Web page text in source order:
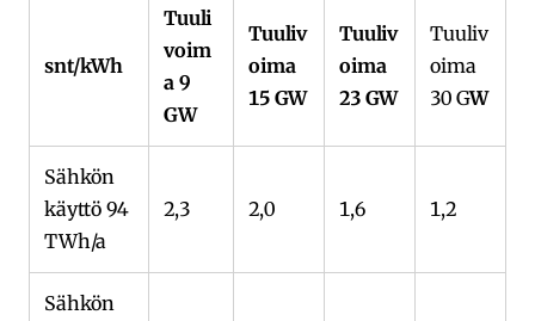
snt/kWh
Tuuli
voim
a 9
GW
Tuuliv
oima
15 GW
Tuuliv
oima
23 GW
Tuuliv
oima
30 GW
Sähkön
käyttö 94
TWh/a
2,3 2,0 1,6 1,2
Sähkön